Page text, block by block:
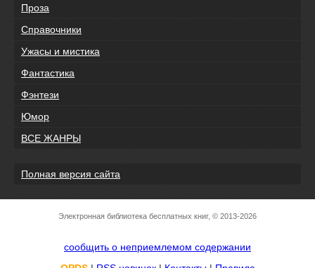
Проза
Справочники
Ужасы и мистика
Фантастика
Фэнтези
Юмор
ВСЕ ЖАНРЫ
Полная версия сайта
Электронная библиотека бесплатных книг, © 2013-2026
сообщить о неприемлемом содержании